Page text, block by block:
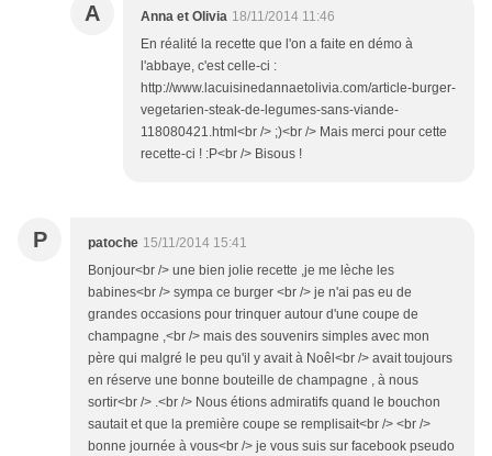
A Anna et Olivia 18/11/2014 11:46
En réalité la recette que l'on a faite en démo à
l'abbaye, c'est celle-ci :
http://www.lacuisinedannaetolivia.com/article-burger-
vegetarien-steak-de-legumes-sans-viande-
118080421.html<br /> ;)<br /> Mais merci pour cette
recette-ci ! :P<br /> Bisous !
P patoche 15/11/2014 15:41
Bonjour<br /> une bien jolie recette ,je me lèche les
babines<br /> sympa ce burger <br /> je n'ai pas eu de
grandes occasions pour trinquer autour d'une coupe de
champagne ,<br /> mais des souvenirs simples avec mon
père qui malgré le peu qu'il y avait à Noêl<br /> avait toujours
en réserve une bonne bouteille de champagne , à nous
sortir<br /> .<br /> Nous étions admiratifs quand le bouchon
sautait et que la première coupe se remplisait<br /> <br />
bonne journée à vous<br /> je vous suis sur facebook pseudo